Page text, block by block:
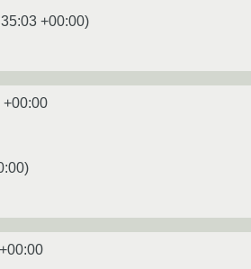
+00:00)
+00:00
)